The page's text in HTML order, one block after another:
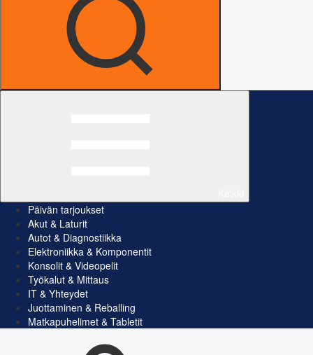
Päivän tarjoukset
Akut & Laturit
Autot & Diagnostiikka
Elektroniikka & Komponentit
Konsolit & Videopelit
Työkalut & Mittaus
IT & Yhteydet
Juottaminen & Reballing
Matkapuhelimet & Tabletit